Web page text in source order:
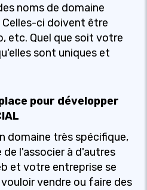
noms de domaine
Celles-ci doivent être
etc. Quel que soit votre
sont uniques et
pour développer
domaine très spécifique,
l'associer à d'autres
et votre entreprise se
vendre ou faire des